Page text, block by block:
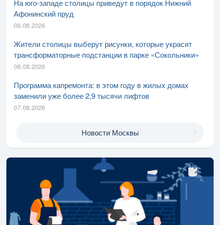
На юго-западе столицы приведут в порядок Нижний
Афонинский пруд
08.08.2026
Жители столицы выберут рисунки, которые украсят
трансформаторные подстанции в парке «Сокольники»
08.08.2026
Программа капремонта: в этом году в жилых домах
заменили уже более 2,9 тысячи лифтов
07.08.2026
Новости Москвы